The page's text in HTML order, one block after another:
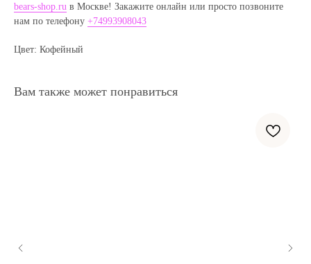
bears-shop.ru в Москве! Закажите онлайн или просто позвоните
нам по телефону +74993908043
Цвет: Кофейный
Вам также может понравиться